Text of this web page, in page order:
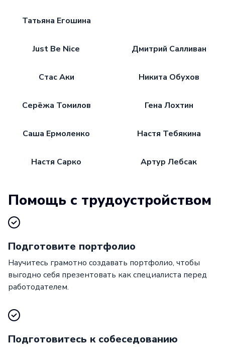
Татьяна Егошина
Just Be Nice Дмитрий Салливан
Стас Аки Никита Обухов
Серёжа Томилов Гена Лохтин
Саша Ермоленко Настя Тебякина
Настя Сарко Артур Лебсак
Помощь с трудоустройством
Подготовите портфолио
Научитесь грамотно создавать портфолио, чтобы
выгодно себя презентовать как специалиста перед
работодателем.
Подготовитесь к собеседованию